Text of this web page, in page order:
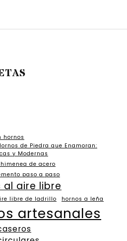
hornos
de Piedra que Enamoran:
y Modernas
de acero
paso a paso
al aire libre
libre de ladrillo hornos a leña
artesanales